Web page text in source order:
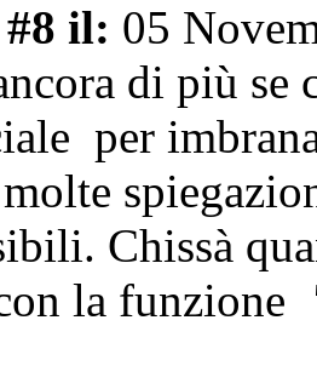
il: 05
di più se
per
Chissà
la funzione